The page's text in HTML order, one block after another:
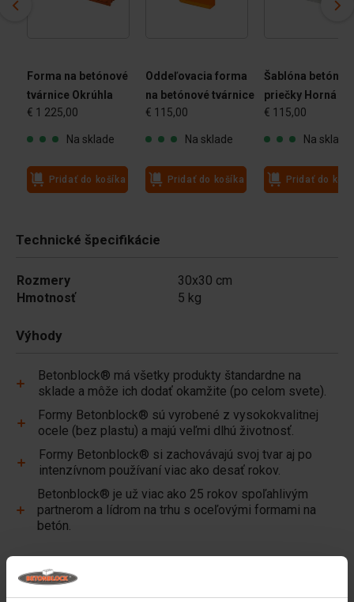
Forma na betónové
tvárnice Okrúhla
€ 1 225,00
Na sklade
Pridať do košíka
Oddeľovacia forma
na betónové tvárnice
€ 115,00
Na sklade
Pridať do košíka
Šablóna
priečky Horná
€ 115,00
Na sklade
Pridať do
Technické špecifikácie
Rozmery
30x30 cm
Hmotnosť
5 kg
Výhody
Betonblock® má všetky produkty štandardne na
sklade a môže ich dodať okamžite (po celom svete).
Formy Betonblock® sú vyrobené z vysokokvalitnej
ocele (bez plastu) a majú veľmi dlhú životnosť.
Formy Betonblock® si zachovávajú svoj tvar aj po
intenzívnom používaní viac ako desať rokov.
Betonblock® je už viac ako 25 rokov spoľahlivým
partnerom a lídrom na trhu s oceľovými formami na
betón.
Priečky